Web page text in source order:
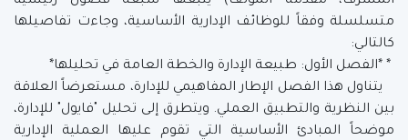
متسلسلة وفقاً للوظائف الإدارية الأساسية، وجاءت تفاصيلها
كالتالي:
* *الفصل الأول: طبيعة الإدارة والخطة العامة في تحليلها*
يتناول هذا الفصل الإطار المفاهيمي للإدارة، مستعرضاً العلاقة
بين النظرية والتطبيق العملي. ويتطرق إلى تحليل "فايول" للإدارة،
موضحاً المبادئ الأساسية التي تقوم عليها العملية الإدارية